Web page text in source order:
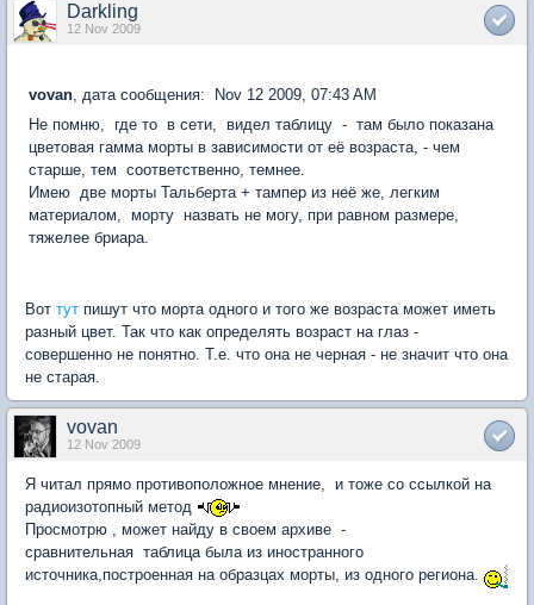
Darkling
12 Nov 2009
vovan, дата сообщения: Nov 12 2009, 07:43 AM
Не помню, где то в сети, видел таблицу - там было показана
цветовая гамма морты в зависимости от её возраста, - чем
старше, тем соответственно, темнее.
Имею две морты Тальберта + тампер из неё же, легким
материалом, морту назвать не могу, при равном размере,
тяжелее бриара.
Вот тут пишут что морта одного и того же возраста может иметь
разный цвет. Так что как определять возраст на глаз -
совершенно не понятно. Т.е. что она не черная - не значит что она
не старая.
vovan
12 Nov 2009
Я читал прямо противоположное мнение, и тоже со ссылкой на
радиоизотопный метод
Просмотрю , может найду в своем архиве -
сравнительная таблица была из иностранного
источника,построенная на образцах морты, из одного региона.